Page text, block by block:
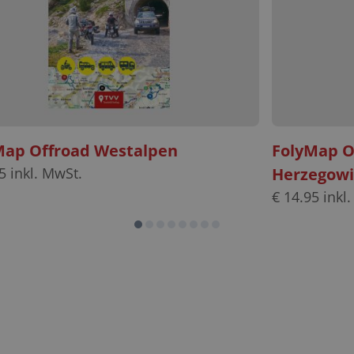
Offroad Westalpen
inkl. MwSt.
FolyMap
€ 14.95 inkl.